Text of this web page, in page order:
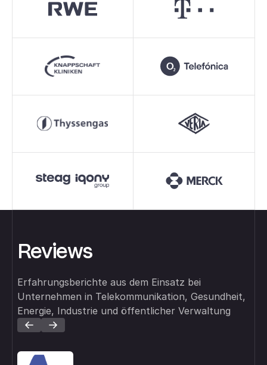
Reviews
Erfahrungsberichte aus dem Einsatz bei
Unternehmen in Telekommunikation, Gesundheit,
Energie, Industrie und öffentlicher Verwaltung